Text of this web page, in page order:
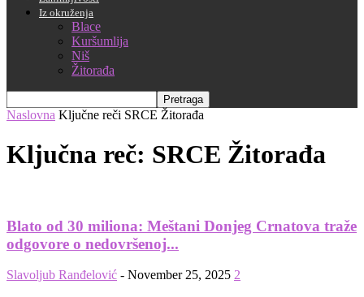
Iz okruženja
Blace
Kuršumlija
Niš
Žitorađa
Naslovna Ključne reči SRCE Žitorađa
Ključna reč: SRCE Žitorađa
Blato od 30 miliona: Meštani Donjeg Crnatova traže
odgovore o nedovršenoj...
Slavoljub Ranđelović - November 25, 2025 2